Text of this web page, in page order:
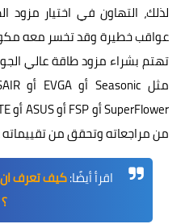
لذلك، التهاون في اختيار مزود
عواقب خطيرة وقد تخسر معه
تهتم بشراء مزود طاقة عالي
من مراجعاته وتحقق من
اقرأ أيضًا:كيف تعرف ان
؟